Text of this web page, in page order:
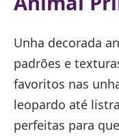
Unha decorada
padrões e
favoritos nas
leopardo até
perfeitas para